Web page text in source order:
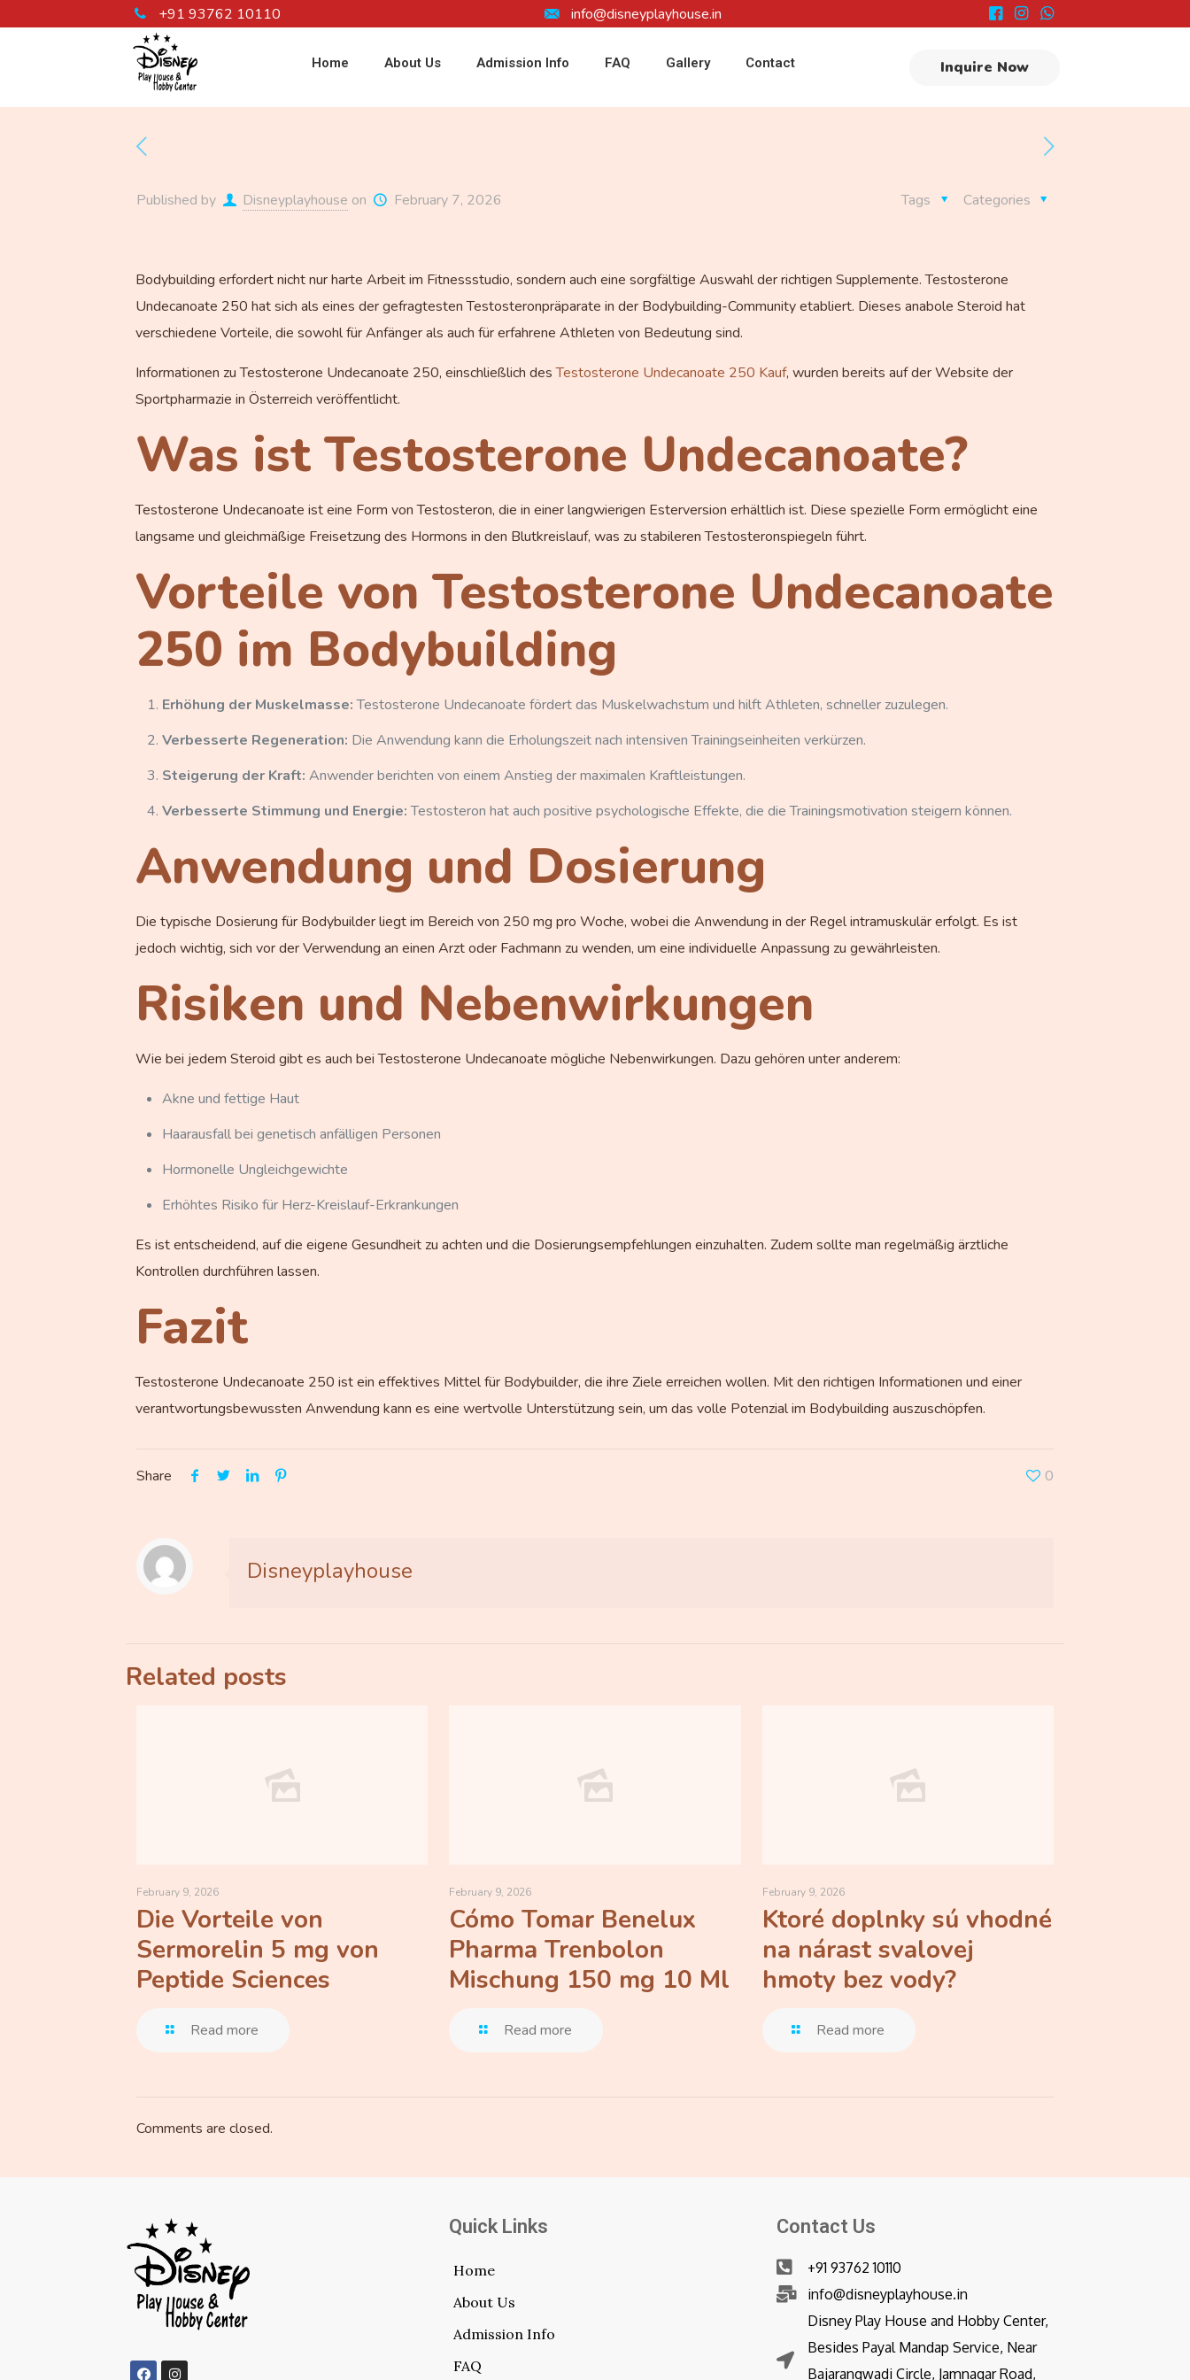
+91 93762 10110 info@disneyplayhouse.in
Home About Us Admission Info FAQ Gallery Contact Inquire Now
Published by Disneyplayhouse on February 7, 2026 Categories
Tags
Bodybuilding erfordert nicht nur harte Arbeit im Fitnessstudio, sondern auch eine sorgfältige Auswahl der richtigen Supplemente. Testosterone
Undecanoate 250 hat sich als eines der gefragtesten Testosteronpräparate in der Bodybuilding-Community etabliert. Dieses anabole Steroid hat
verschiedene Vorteile, die sowohl für Anfänger als auch für erfahrene Athleten von Bedeutung sind.
Informationen zu Testosterone Undecanoate 250, einschließlich desTestosterone Undecanoate 250 Kauf, wurden bereits auf der Website der
Sportpharmazie in Österreich veröffentlicht.
Was ist Testosterone Undecanoate?
Testosterone Undecanoate ist eine Form von Testosteron, die in einer langwierigen Esterversion erhältlich ist. Diese spezielle Form ermöglicht eine
langsame und gleichmäßige Freisetzung des Hormons in den Blutkreislauf, was zu stabileren Testosteronspiegeln führt.
Vorteile von Testosterone Undecanoate
250 im Bodybuilding
Erhöhung der Muskelmasse:Testosterone Undecanoate fördert das Muskelwachstum und hilft Athleten, schneller zuzulegen.
Verbesserte Regeneration: Die Anwendung kann die Erholungszeit nach intensiven Trainingseinheiten verkürzen.
Steigerung der Kraft: Anwender berichten von einem Anstieg der maximalen Kraftleistungen.
Verbesserte Stimmung und Energie:Testosteron hat auch positive psychologische Effekte, die die Trainingsmotivation steigern können.
Anwendung und Dosierung
Die typische Dosierung für Bodybuilder liegt im Bereich von 250 mg pro Woche, wobei die Anwendung in der Regel intramuskulär erfolgt. Es ist
jedoch wichtig, sich vor der Verwendung an einen Arzt oder Fachmann zu wenden, um eine individuelle Anpassung zu gewährleisten.
Risiken und Nebenwirkungen
Wie bei jedem Steroid gibt es auch bei Testosterone Undecanoate mögliche Nebenwirkungen. Dazu gehören unter anderem:
Akne und fettige Haut
Haarausfall bei genetisch anfälligen Personen
Hormonelle Ungleichgewichte
Erhöhtes Risiko für Herz-Kreislauf-Erkrankungen
Es ist entscheidend, auf die eigene Gesundheit zu achten und die Dosierungsempfehlungen einzuhalten. Zudem sollte man regelmäßig ärztliche
Kontrollen durchführen lassen.
Fazit
Testosterone Undecanoate 250 ist ein effektives Mittel für Bodybuilder, die ihre Ziele erreichen wollen. Mit den richtigen Informationen und einer
verantwortungsbewussten Anwendung kann es eine wertvolle Unterstützung sein, um das volle Potenzial im Bodybuilding auszuschöpfen.
Share 0
Disneyplayhouse
Related posts
February 9, 2026
Die Vorteile von
Sermorelin 5 mg von
Peptide Sciences
Read more
February 9, 2026
Cómo Tomar Benelux
Pharma Trenbolon
Mischung 150 mg 10 Ml
Read more
February 9, 2026
Ktoré doplnky sú vhodné
na nárast svalovej
hmoty bez vody?
Read more
Comments are closed.
Quick Links
Home
About Us
Admission Info
FAQ
Contact Us
+91 93762 10110
info@disneyplayhouse.in
Disney Play House and Hobby Center,
Besides Payal Mandap Service, Near
Bajarangwadi Circle, Jamnagar Road,